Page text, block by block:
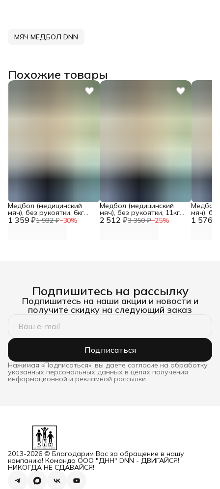
МЯЧ МЕДБОЛ DNN
Похожие товары
1 359 ₽1 932 ₽−30%
Медбол (медицинский
мяч), без рукоятки, 6кг
Винилискожа. Диаметр 2 512 ₽3 350 ₽−25%
Медбол (медицинский
мяч), без рукоятки, 11кг
Винилискожа. Диаметр 1 576 ₽
Медбол
мяч),
Подпишитесь на рассылку
Подпишитесь на наши акции и новости и
получите скидку на следующий заказ
Подписаться
Нажимая «Подписаться», вы даете согласие на обработку
указанных персональных данных в целях получения
информационной и рекламной рассылки
2013-2026 © Благодарим Вас за обращение в нашу
компанию! Команда ООО "ДНН" DNN - ДВИГАЙСЯ!
НИКОГДА НЕ СДАВАЙСЯ!